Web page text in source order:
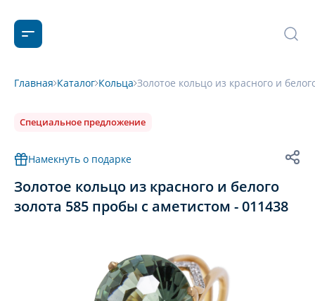
Главная Каталог Кольца Золотое кольцо из красного и
Специальное предложение
Намекнуть о подарке
Золотое кольцо из красного и белого
золота 585 пробы с аметистом - 011438